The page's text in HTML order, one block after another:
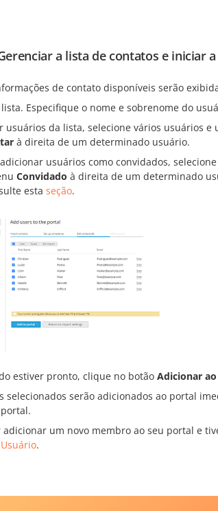
a lista de contatos e iniciar
de contato disponíveis serão
Especifique o nome e sobrenome do
usuários da lista, selecione vários usuários e
à direita de um determinado usuário.
usuários como convidados,
Convidado à direita de um determinado
esta seção.
estiver pronto, clique no botão Adicionar
selecionados serão adicionados ao portal
adicionar um novo membro ao seu portal e
.